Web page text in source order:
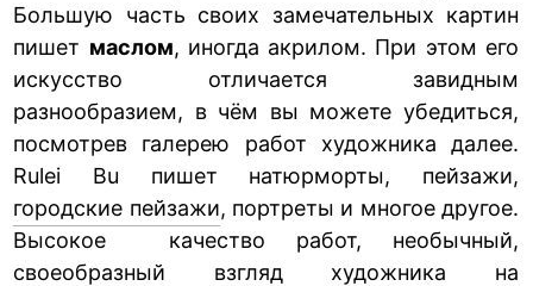
Большую часть своих замечательных картин
пишет маслом, иногда акрилом. При этом его
искусство отличается завидным
разнообразием, в чём вы можете убедиться,
посмотрев галерею работ художника далее.
Rulei Bu пишет натюрморты, пейзажи,
городские пейзажи, портреты и многое другое.
Высокое качество работ, необычный,
своеобразный взгляд художника на